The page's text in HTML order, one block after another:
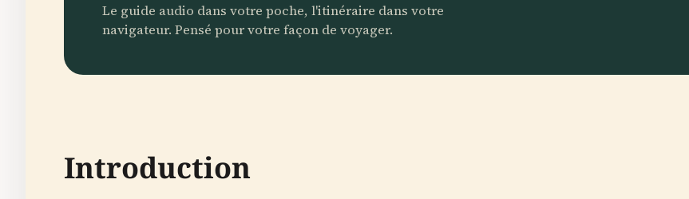
Le guide audio dans votre poche, l'itinéraire dans votre
navigateur. Pensé pour votre façon de voyager.
Introduction